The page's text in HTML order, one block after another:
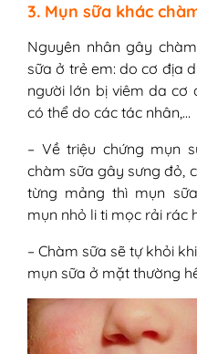
3. Mụn sữa khác
Nguyên nhân gây
sữa ở trẻ em: do cơ địa
người lớn bị viêm da cơ
có thể do các tác nhân,…
– Về triệu chứng mụn
chàm sữa gây sưng đỏ,
từng mảng thì mụn
mụn nhỏ li ti mọc rải rác
– Chàm sữa sẽ tự khỏi
mụn sữa ở mặt thường